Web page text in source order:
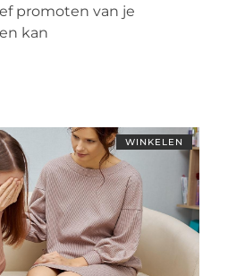
promoten van je
kan
WINKELEN